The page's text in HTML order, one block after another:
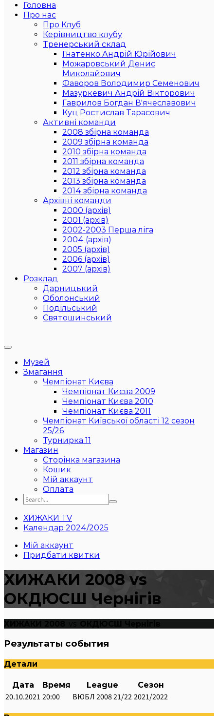
Головна
Про нас
Про Клуб
Керівництво клубу
Тренерський склад
Гнатенко Андрій Юрійович
Можаровський Денис
Миколайович
Фаворов Володимир Семенович
Мазуркевич Андрій Вікторович
Гаврилов Богдан В'ячеславович
Куц Ростислав Тарасович
Активні команди
2008 збірна команда
2009 збірна команда
2010 збірна команда
2011 збірна команда
2012 збірна команда
2013 збірна команда
2014 збірна команда
Архівні команди
2000 (архів)
2001 (архів)
2002-2003 Перша ліга
2004 (архів)
2005 (архів)
2006 (архів)
2007 (архів)
Розклад
Дарницький
Оболонський
Подільський
Святошинський
Музей
Змагання
Чемпіонат Києва
Чемпіонат Києва 2009
Чемпіонат Києва 2010
Чемпіонат Києва 2011
Чемпіонат Київської області 12 сезон
25/26
Турнирка 11
Магазин
Сторінка магазина
Кошик
Мій аккаунт
Оплата
ХИЖАКИ TV
Календар 2024/2025
Мій аккаунт
Придбати квитки
ХИЖАКИ 2008 vs
ОКДЮСШ Чернігів
Результаты события
Детали
Дата Время League Сезон
20.10.2021 20:00 ВЮБЛ 2008 21/22 2021/2022